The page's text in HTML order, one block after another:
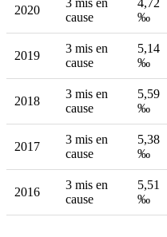
2020
3 mis en
cause
4,72
‰
2019
3 mis en
cause
5,14
‰
2018
3 mis en
cause
5,59
‰
2017
3 mis en
cause
5,38
‰
2016
3 mis en
cause
5,51
‰